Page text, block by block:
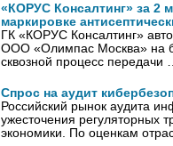
«КОРУС Консалтинг» за 2
маркировке
ГК «КОРУС Консалтинг»
ООО «Олимпас Москва» на
сквозной процесс передачи …
Спрос на аудит
Российский рынок аудита
ужесточения регуляторных
экономики. По оценкам